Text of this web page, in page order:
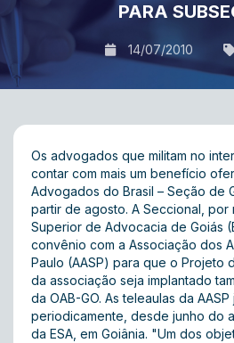
PARA
14/07/2010
Os advogados que militam no
contar com mais um benefício
Advogados do Brasil – Seção de
partir de agosto. A Seccional, por
Superior de Advocacia de Goiás
convênio com a Associação dos
Paulo (AASP) para que o Projeto
da associação seja implantado
da OAB-GO. As teleaulas da AASP
periodicamente, desde junho do
da ESA, em Goiânia. "Um dos